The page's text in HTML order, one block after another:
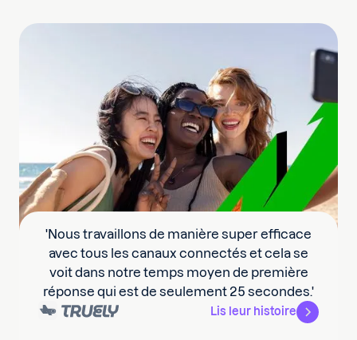
'Nous travaillons de manière super efficace
avec tous les canaux connectés et cela se
voit dans notre temps moyen de première
réponse qui est de seulement 25 secondes.'
Lis leur histoire